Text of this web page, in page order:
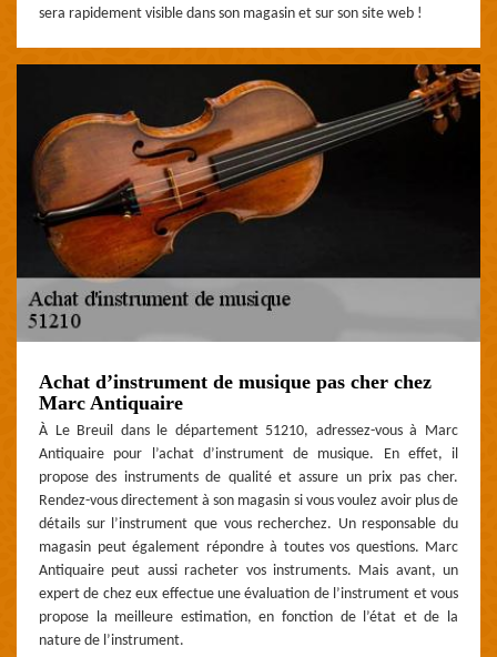
sera rapidement visible dans son magasin et sur son site web !
Achat d’instrument de musique pas cher chez
Marc Antiquaire
À Le Breuil dans le département 51210, adressez-vous à Marc
Antiquaire pour l’achat d’instrument de musique. En effet, il
propose des instruments de qualité et assure un prix pas cher.
Rendez-vous directement à son magasin si vous voulez avoir plus de
détails sur l’instrument que vous recherchez. Un responsable du
magasin peut également répondre à toutes vos questions. Marc
Antiquaire peut aussi racheter vos instruments. Mais avant, un
expert de chez eux effectue une évaluation de l’instrument et vous
propose la meilleure estimation, en fonction de l’état et de la
nature de l’instrument.